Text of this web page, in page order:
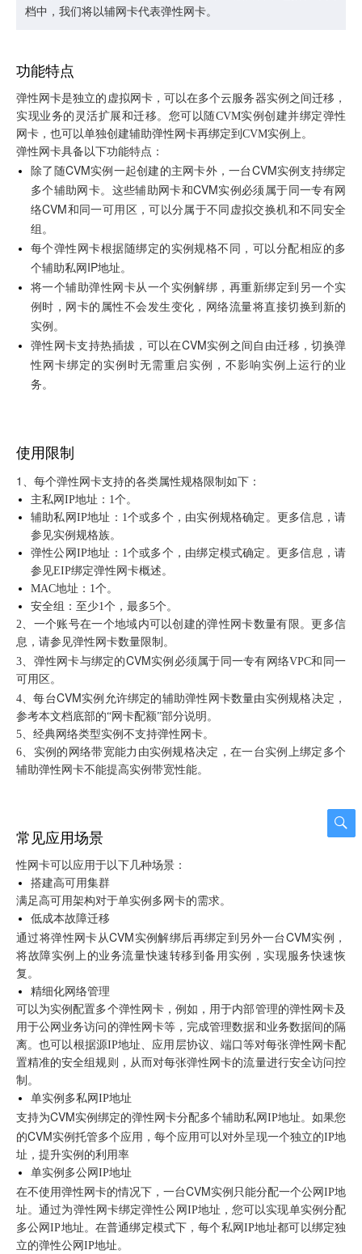
档中，我们将以辅网卡代表弹性网卡。
功能特点
弹性网卡是独立的虚拟网卡，可以在多个云服务器实例之间迁移，
实现业务的灵活扩展和迁移。您可以随CVM实例创建并绑定弹性
网卡，也可以单独创建辅助弹性网卡再绑定到CVM实例上。
弹性网卡具备以下功能特点：
除了随CVM实例一起创建的主网卡外，一台CVM实例支持绑定
多个辅助网卡。这些辅助网卡和CVM实例必须属于同一专有网
络CVM和同一可用区，可以分属于不同虚拟交换机和不同安全
组。
每个弹性网卡根据随绑定的实例规格不同，可以分配相应的多
个辅助私网IP地址。
将一个辅助弹性网卡从一个实例解绑，再重新绑定到另一个实
例时，网卡的属性不会发生变化，网络流量将直接切换到新的
实例。
弹性网卡支持热插拔，可以在CVM实例之间自由迁移，切换弹
性网卡绑定的实例时无需重启实例，不影响实例上运行的业
务。
使用限制
1、每个弹性网卡支持的各类属性规格限制如下：
主私网IP地址：1个。
辅助私网IP地址：1个或多个，由实例规格确定。更多信息，请
参见实例规格族。
弹性公网IP地址：1个或多个，由绑定模式确定。更多信息，请
参见EIP绑定弹性网卡概述。
MAC地址：1个。
安全组：至少1个，最多5个。
2、一个账号在一个地域内可以创建的弹性网卡数量有限。更多信
息，请参见弹性网卡数量限制。
3、弹性网卡与绑定的CVM实例必须属于同一专有网络VPC和同一
可用区。
4、每台CVM实例允许绑定的辅助弹性网卡数量由实例规格决定，
参考本文档底部的“网卡配额”部分说明。
5、经典网络类型实例不支持弹性网卡。
6、实例的网络带宽能力由实例规格决定，在一台实例上绑定多个
辅助弹性网卡不能提高实例带宽性能。
常见应用场景
性网卡可以应用于以下几种场景：
搭建高可用集群
满足高可用架构对于单实例多网卡的需求。
低成本故障迁移
通过将弹性网卡从CVM 实例解绑后再绑定到另外一台CVM实例，
将故障实例上的业务流量快速转移到备用实例，实现服务快速恢
复。
精细化网络管理
可以为实例配置多个弹性网卡，例如，用于内部管理的弹性网卡及
用于公网业务访问的弹性网卡等，完成管理数据和业务数据间的隔
离。也可以根据源IP地址、应用层协议、端口等对每张弹性网卡配
置精准的安全组规则，从而对每张弹性网卡的流量进行安全访问控
制。
单实例多私网IP地址
支持为CVM实例绑定的弹性网卡分配多个辅助私网IP地址。如果您
的CVM实例托管多个应用，每个应用可以对外呈现一个独立的IP地
址，提升实例的利用率
单实例多公网IP地址
在不使用弹性网卡的情况下，一台CVM实例只能分配一个公网IP地
址。通过为弹性网卡绑定弹性公网IP地址，您可以实现单实例分配
多公网IP地址。在普通绑定模式下，每个私网IP地址都可以绑定独
立的弹性公网IP地址。